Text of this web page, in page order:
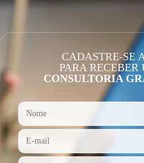
CADASTRE-SE
PARA RECEBER
CONSULTORIA